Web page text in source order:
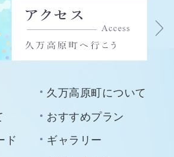
久万高原町について
おすすめプラン
ド
ギャラリー